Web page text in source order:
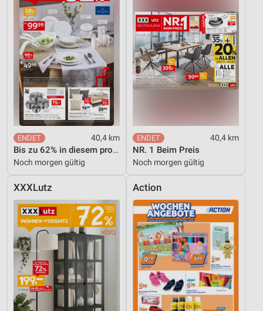
40,4 km
Bis zu 62% in diesem prospekt
Noch morgen gültig
40,4 km
NR. 1 Beim Preis
Noch morgen gültig
XXXLutz Action